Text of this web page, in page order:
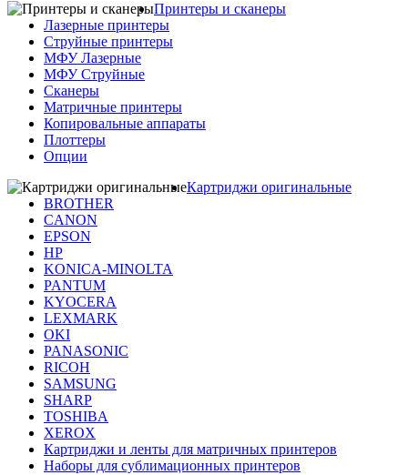
Принтеры и сканеры
Лазерные принтеры
Струйные принтеры
МФУ Лазерные
МФУ Струйные
Сканеры
Матричные принтеры
Копировальные аппараты
Плоттеры
Опции
Картриджи оригинальные
BROTHER
CANON
EPSON
HP
KONICA-MINOLTA
PANTUM
KYOCERA
LEXMARK
OKI
PANASONIC
RICOH
SAMSUNG
SHARP
TOSHIBA
XEROX
Картриджи и ленты для матричных принтеров
Наборы для сублимационных принтеров